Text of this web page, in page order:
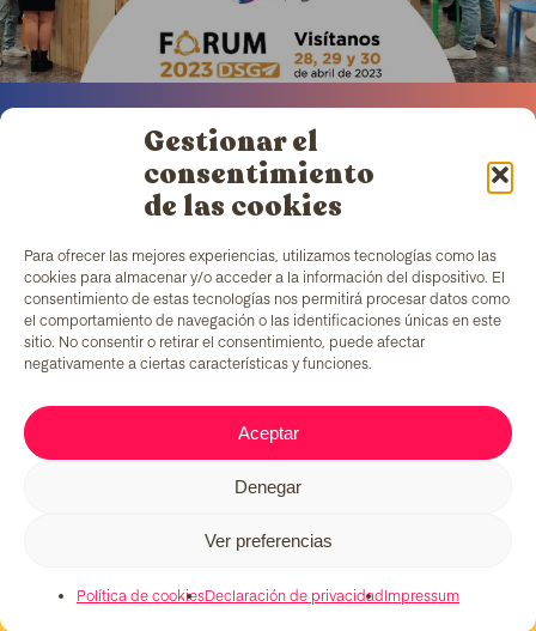
Gestionar el
consentimiento
de las cookies
Para ofrecer las mejores experiencias, utilizamos tecnologías como las
cookies para almacenar y/o acceder a la información del dispositivo. El
consentimiento de estas tecnologías nos permitirá procesar datos como
el comportamiento de navegación o las identificaciones únicas en este
sitio. No consentir o retirar el consentimiento, puede afectar
negativamente a ciertas características y funciones.
Aceptar
Denegar
Ver preferencias
Política de cookiesDeclaración de privacidad Impressum
Barcelona y laboratorio propio para la creación de
pinturas y adhesivos. Pinturas al agua, elaborada
de acuerdo con la
normativa EN-71 , que cuentan
con un ingrediente añadido único en el mercado:
generar empleo para colectivos en situación de
vulnerabilidad.
tcolors@teb.org
© 2026 TColors. Todos los derechos reservados.